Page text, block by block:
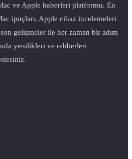
ve Apple haberleri platformu. En
ipuçları, Apple cihaz incelemeleri
gelişmeler ile her zaman bir adım
yenilikleri ve rehberleri